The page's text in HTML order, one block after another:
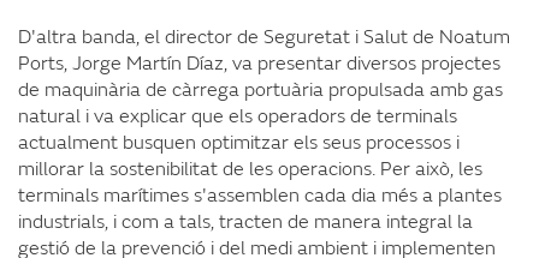
D'altra banda, el director de Seguretat i Salut de Noatum
Ports, Jorge Martín Díaz, va presentar diversos projectes
de maquinària de càrrega portuària propulsada amb gas
natural i va explicar que els operadors de terminals
actualment busquen optimitzar els seus processos i
millorar la sostenibilitat de les operacions. Per això, les
terminals marítimes s'assemblen cada dia més a plantes
industrials, i com a tals, tracten de manera integral la
gestió de la prevenció i del medi ambient i implementen